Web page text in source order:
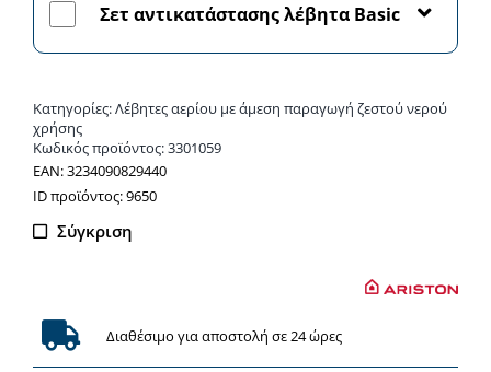
Λέβητας
αερίου
Σετ αντικατάστασης λέβητα Basic
Κατηγορίες:Λέβητες αερίου με άμεση παραγωγή ζεστού νερού
χρήσης
Κωδικός προϊόντος:3301059
EAN: 3234090829440
ΙD προϊόντος: 9650
Σύγκριση
Διαθέσιμο για αποστολή σε 24 ώρες